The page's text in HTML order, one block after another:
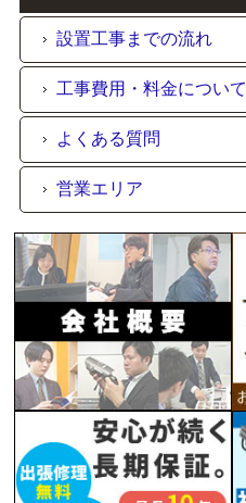
設置工事までの流れ
工事費用・料金について
よくある質問
営業エリア